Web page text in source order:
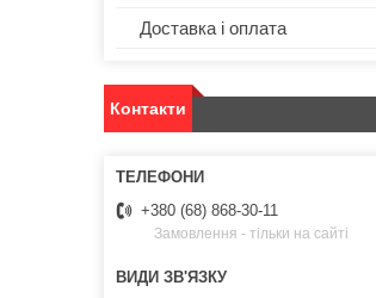
Доставка і оплата
Контакти
+380 (68) 868-30-11
Замовлення - тільки на сайті